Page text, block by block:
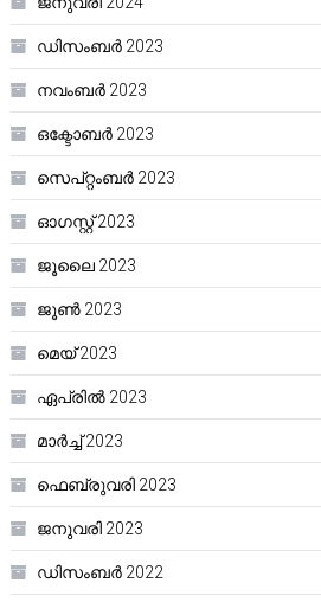
ഡിസംബർ 2023
നവംബർ 2023
ഒക്ടോബർ 2023
സെപ്റ്റംബർ 2023
ഓഗസ്റ്റ്‌ 2023
ജൂലൈ 2023
ജൂൺ 2023
മെയ്‌ 2023
ഏപ്രിൽ 2023
മാർച്ച്‌ 2023
ഫെബ്രുവരി 2023
ജനുവരി 2023
ഡിസംബർ 2022